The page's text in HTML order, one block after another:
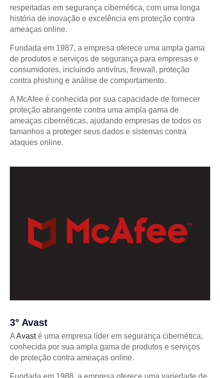
respeitadas em segurança cibernética, com uma longa
história de inovação e excelência em proteção contra
ameaças online.
Fundada em 1987, a empresa oferece uma ampla gama
de produtos e serviços de segurança para empresas e
consumidores, incluindo antivírus, firewall, proteção
contra phishing e análise de comportamento.
A McAfee é conhecida por sua capacidade de fornecer
proteção abrangente contra uma ampla gama de
ameaças cibernéticas, ajudando empresas de todos os
tamanhos a proteger seus dados e sistemas contra
ataques online.
3° Avast
AAvasté uma empresa líder em segurança cibernética,
conhecida por sua ampla gama de produtos e serviços
de proteção contra ameaças online.
Fundada em 1988, a empresa oferece uma variedade de